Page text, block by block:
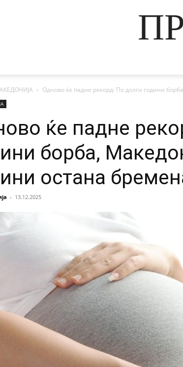
Одново ќе падне рекорд: По долги години
ќе падне
борба,
остана
- 13.12.2025